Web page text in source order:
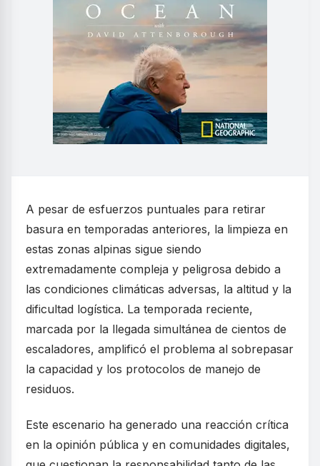
A pesar de esfuerzos puntuales para retirar
basura en temporadas anteriores, la limpieza en
estas zonas alpinas sigue siendo
extremadamente compleja y peligrosa debido a
las condiciones climáticas adversas, la altitud y la
dificultad logística. La temporada reciente,
marcada por la llegada simultánea de cientos de
escaladores, amplificó el problema al sobrepasar
la capacidad y los protocolos de manejo de
residuos.
Este escenario ha generado una reacción crítica
en la opinión pública y en comunidades digitales,